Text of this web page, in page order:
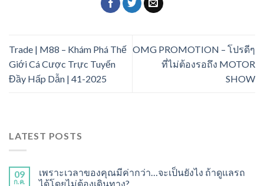
Trade | M88 – Khám Phá Thế
Giới Cá Cược Trực Tuyến
Đầy Hấp Dẫn | 41-2025
OMG PROMOTION – โปรดีๆ
ที่ไม่ต้องรอถึง MOTOR
SHOW
LATEST POSTS
09
ก.ค.
เพราะเวลาของคุณมีค่ากว่า…จะเป็นยังไง ถ้าดูแลรถ
ได้โดยไม่ต้องเดินทาง?